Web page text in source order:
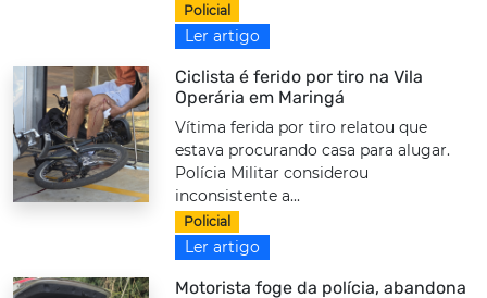
Policial
Ler artigo
Ciclista é ferido por tiro na Vila
Operária em Maringá
Vítima ferida por tiro relatou que
estava procurando casa para alugar.
Polícia Militar considerou
inconsistente a...
Policial
Ler artigo
Motorista foge da polícia, abandona